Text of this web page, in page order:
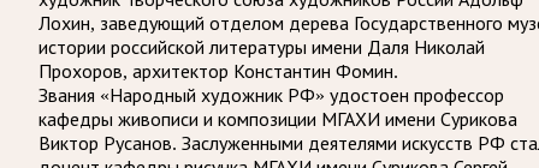
Лохин, заведующий отделом дерева Государственного
истории российской литературы имени Даля Николай
Прохоров, архитектор Константин Фомин.
Звания «Народный художник РФ» удостоен профессор
кафедры живописи и композиции МГАХИ имени Сурикова
Виктор Русанов. Заслуженными деятелями искусств РФ